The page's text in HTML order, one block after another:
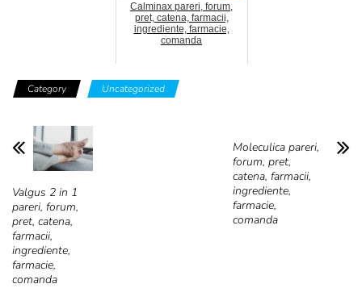
Calminax pareri, forum,
pret, catena, farmacii,
ingrediente, farmacie,
comanda
Category Uncategorized
Valgus 2 in 1
pareri, forum,
pret, catena,
farmacii,
ingrediente,
farmacie,
comanda
Moleculica pareri,
forum, pret,
catena, farmacii,
ingrediente,
farmacie,
comanda